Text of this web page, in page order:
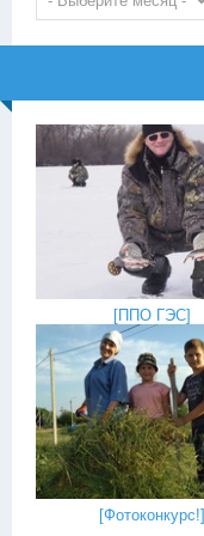
[ППО ГЭС]
[Фотоконкурс!]